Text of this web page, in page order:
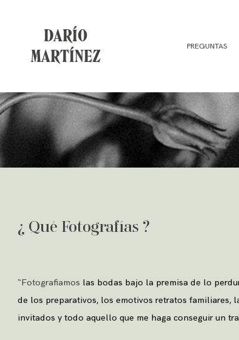
DARÍO
MARTÍNEZ
PREGUNTAS
¿ Qué Fotografías ?
“Fotografiamos las bodas bajo la premisa de lo
de los preparativos, los emotivos retratos familiares,
invitados y todo aquello que me haga conseguir un